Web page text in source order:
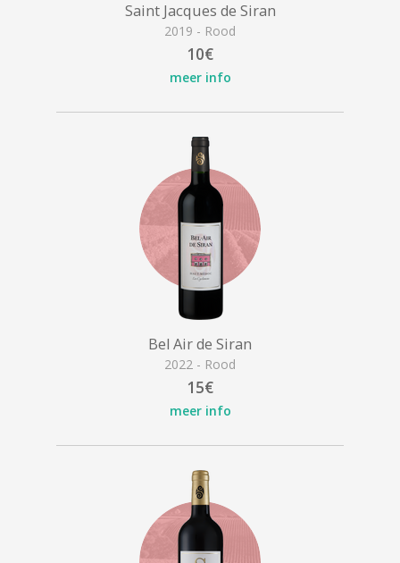
Saint Jacques de Siran
2019 - Rood
10€
meer info
Bel Air de Siran
2022 - Rood
15€
meer info